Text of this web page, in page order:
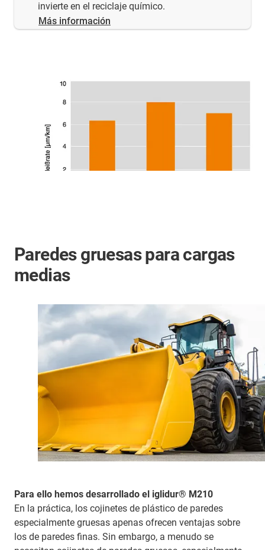
invierte en el reciclaje químico.
Más información
Paredes gruesas para cargas
medias
Para ello hemos desarrollado el iglidur® M210
En la práctica, los cojinetes de plástico de paredes
especialmente gruesas apenas ofrecen ventajas sobre
los de paredes finas. Sin embargo, a menudo se